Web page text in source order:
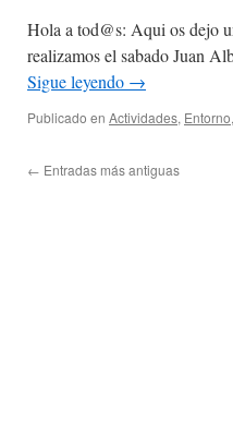
Hola a tod@s: Aqui os dejo
realizamos el sabado Juan
Sigue leyendo →
Publicado en Actividades, Entorno,
← Entradas más antiguas